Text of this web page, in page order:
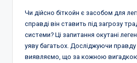
Чи дійсно біткойн є засобом для
справді він ставить під загрозу
системи? Ці запитання окутані
уяву багатьох. Досліджуючи
виявляємо, що за кожною вигадкою